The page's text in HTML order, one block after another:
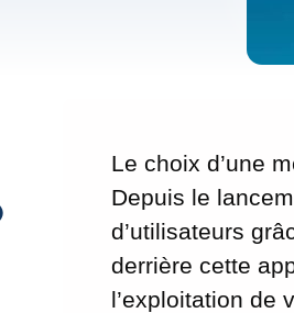
Le choix d’une
Depuis le
d’utilisateurs
derrière cette
l’exploitation de